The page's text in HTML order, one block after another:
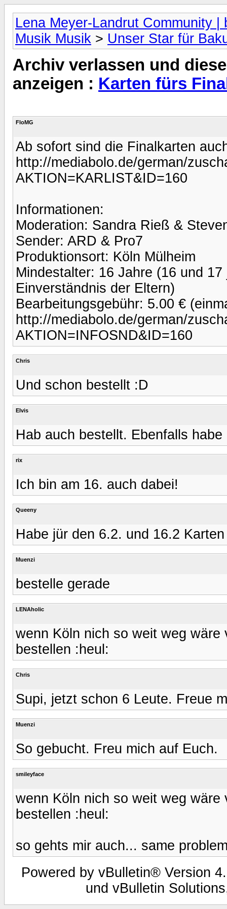
Lena Meyer-Landrut Community |
Musik Musik > Unser Star für
Archiv verlassen und
anzeigen : Karten fürs
FloMG
Ab sofort sind die Finalkarten
http://mediabolo.de/german/
AKTION=KARLIST&ID=160
Informationen:
Moderation: Sandra Rieß &
Sender: ARD & Pro7
Produktionsort: Köln Mülheim
Mindestalter: 16 Jahre (16 und
Einverständnis der Eltern)
Bearbeitungsgebühr: 5.00 €
http://mediabolo.de/german/
AKTION=INFOSND&ID=160
Chris
Und schon bestellt :D
Elvis
Hab auch bestellt. Ebenfalls
rix
Ich bin am 16. auch dabei!
Queeny
Habe jür den 6.2. und 16.2
Muenzi
bestelle gerade
LENAholic
wenn Köln nich so weit weg
bestellen :heul:
Chris
Supi, jetzt schon 6 Leute. Freue
Muenzi
So gebucht. Freu mich auf Euch.
smileyface
wenn Köln nich so weit weg
bestellen :heul:
so gehts mir auch... same
Powered by vBulletin® Version
und vBulletin